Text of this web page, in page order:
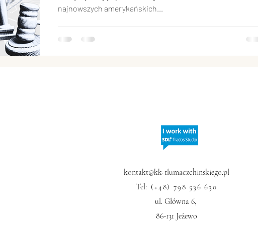
Chińskie społeczeństwo Świat vs. Chiny
Sławni Chińczycy Chińskie Sprawy Zagraniczne
najnowszych amerykańskich...
kontakt@kk-tlumaczchinskiego.pl
Tel: (+48) 798 536 630
ul. Główna 6,
86-131 Jeżewo